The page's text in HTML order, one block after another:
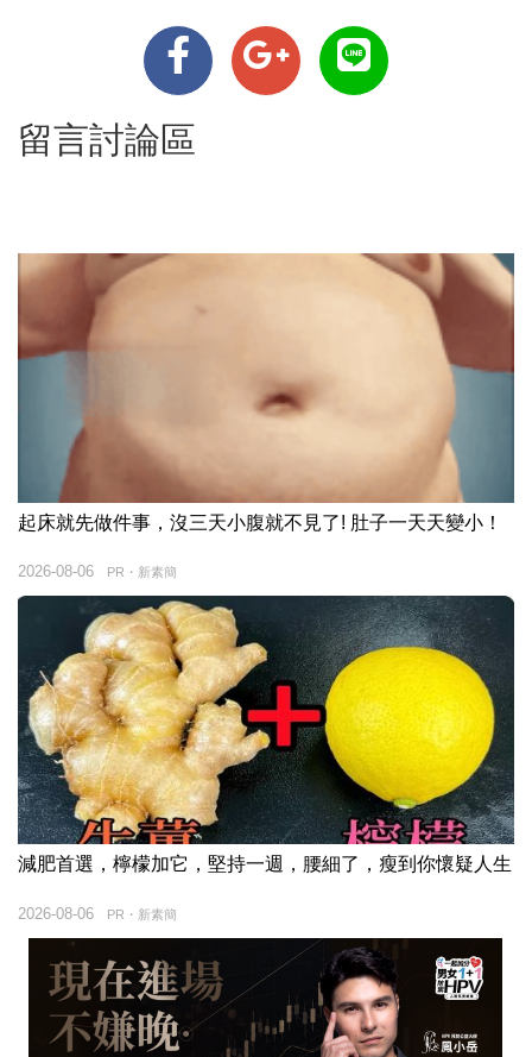
留言討論區
起床就先做件事，沒三天小腹就不見了! 肚子一天天變小！
PR・新素簡
2026-08-06
減肥首選，檸檬加它，堅持一週，腰細了，瘦到你懷疑人生
PR・新素簡
2026-08-06